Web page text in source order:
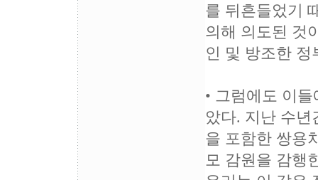
를 뒤흔들었기
의해 의도된 것
인 및 방조한
• 그럼에도 이
았다. 지난 수
을 포함한 쌍용
모 감원을 감행